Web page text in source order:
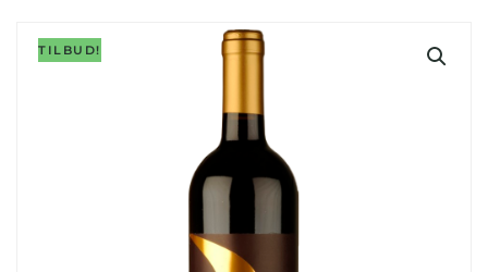
TILBUD!